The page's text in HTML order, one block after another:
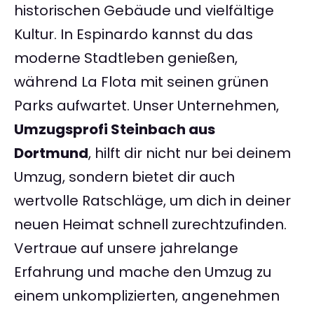
historischen Gebäude und vielfältige
Kultur. In Espinardo kannst du das
moderne Stadtleben genießen,
während La Flota mit seinen grünen
Parks aufwartet. Unser Unternehmen,
Umzugsprofi Steinbach aus
Dortmund, hilft dir nicht nur bei deinem
Umzug, sondern bietet dir auch
wertvolle Ratschläge, um dich in deiner
neuen Heimat schnell zurechtzufinden.
Vertraue auf unsere jahrelange
Erfahrung und mache den Umzug zu
einem unkomplizierten, angenehmen